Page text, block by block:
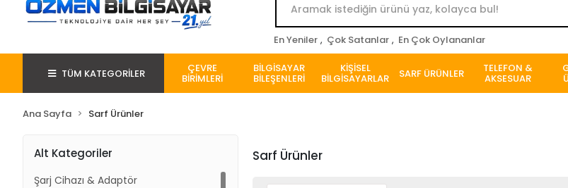
En Yeniler , Çok Satanlar , En Çok Oylananlar
TÜM KATEGORİLER ÇEVRE
BİRİMLERİ
BİLGİSAYAR
BİLEŞENLERİ
KİŞİSEL
BİLGİSAYARLAR SARF ÜRÜNLER TELEFON &
AKSESUAR
Ana Sayfa Sarf Ürünler
Alt Kategoriler
Şarj Cihazı & Adaptör
Sarf Ürünler